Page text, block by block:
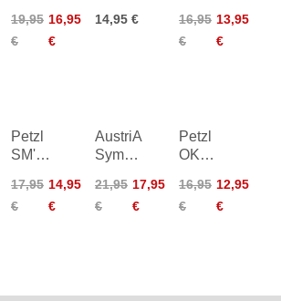
Lock
Carabiner
19,95
€
16,95
€
Carabiner
14,95 €
Screw
Carabiner
16,95
€
13,95
€
Petzl
SM'D
Lock
Carabiner
17,95
€
14,95
€
AustriAlpin
Symm
Stahl
3-W-
21,95
€
17,95
€
Petzl
OK
Lock
Carabiner
16,95
€
12,95
€